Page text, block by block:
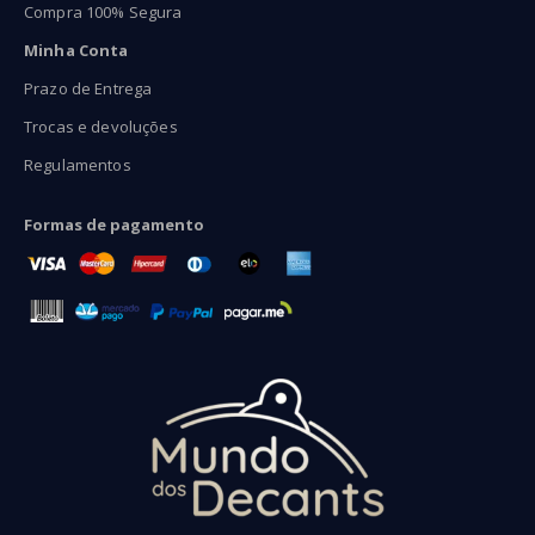
Compra 100% Segura
Minha Conta
Prazo de Entrega
Trocas e devoluções
Regulamentos
Formas de pagamento